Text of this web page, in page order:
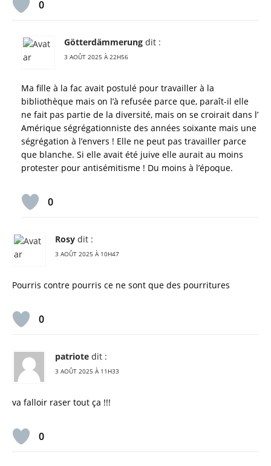
0
Götterdämmerung dit :
3 AOÛT 2025 À 22H56
Ma fille à la fac avait postulé pour travailler à la
bibliothèque mais on l’à refusée parce que, paraît-il elle
ne fait pas partie de la diversité, mais on se croirait dans l’
Amérique ségrégationniste des années soixante mais une
ségrégation à l’envers ! Elle ne peut pas travailler parce
que blanche. Si elle avait été juive elle aurait au moins
protester pour antisémitisme ! Du moins à l’époque.
0
Rosy dit :
3 AOÛT 2025 À 10H47
Pourris contre pourris ce ne sont que des pourritures
0
patriote dit :
3 AOÛT 2025 À 11H33
va falloir raser tout ça !!!
0